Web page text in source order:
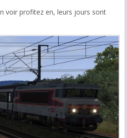
voir profitez en, leurs jours sont